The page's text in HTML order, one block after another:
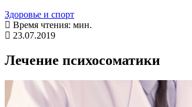
Здоровье и спорт
Время чтения: мин.
23.07.2019
Лечение психосоматики